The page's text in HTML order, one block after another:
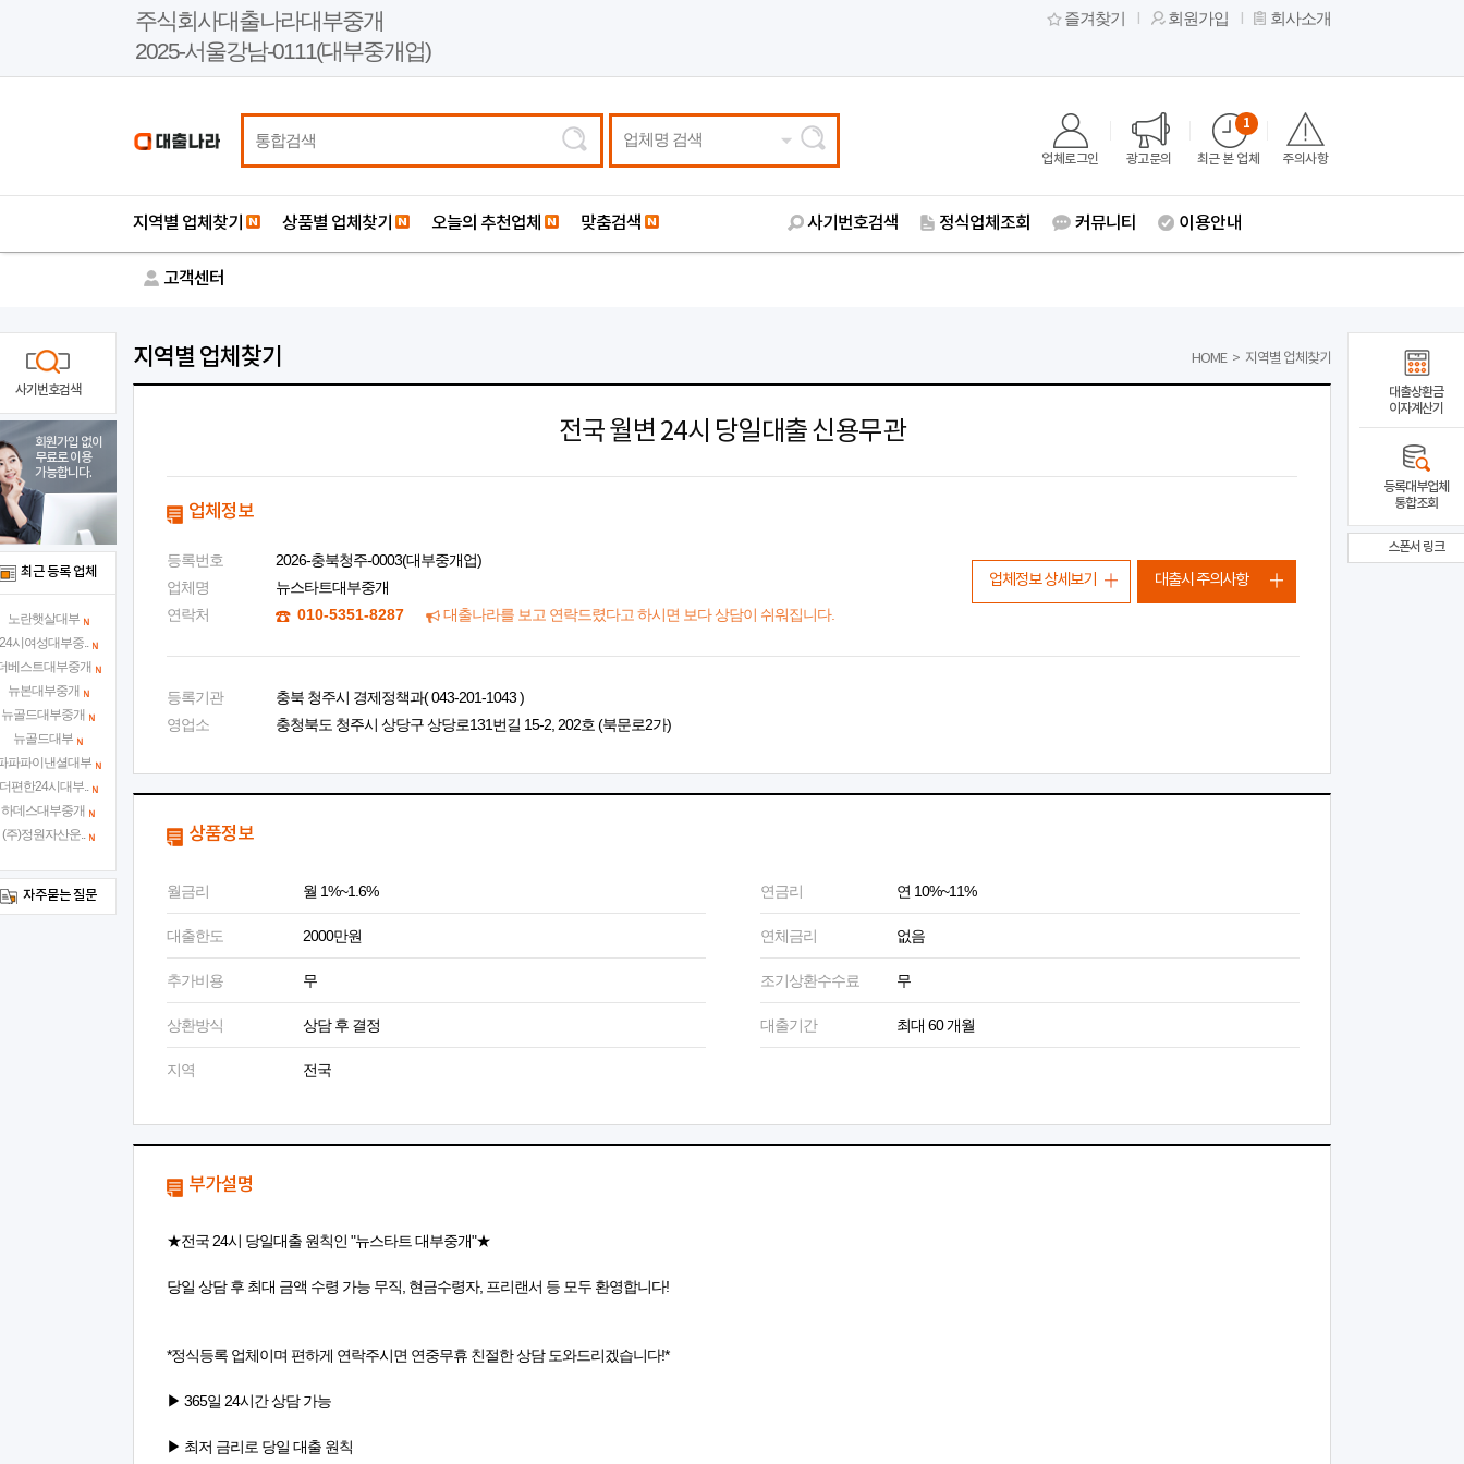
주식회사대출나라대부중개
2025-서울강남-0111(대부중개업)
즐겨찾기 회원가입 회사소개
업체명 검색
업체로그인 광고문의 최근 본 업체
1
주의사항
지역별 업체찾기 상품별 업체찾기 오늘의 추천업체 맞춤검색 사기번호검색 정식업체조회 커뮤니티 이용안내
고객센터
지역별 업체찾기 HOME > 지역별 업체찾기
전국 월변 24시 당일대출 신용무관
업체정보
등록번호
2026-충북청주-0003(대부중개업)
업체명
뉴스타트대부중개
연락처
010-5351-8287 대출나라를 보고 연락드렸다고 하시면 보다 상담이 쉬워집니다.
등록기관
충북 청주시 경제정책과( 043-201-1043 )
영업소
충청북도 청주시 상당구 상당로131번길 15-2, 202호 (북문로2가)
업체정보 상세보기 대출시 주의사항
상품정보
월금리 월 1%~1.6% 연금리 연 10%~11%
대출한도 2000만원 연체금리 없음
추가비용 무 조기상환수수료 무
상환방식 상담 후 결정 대출기간 최대 60 개월
지역 전국
부가설명
★전국 24시 당일대출 원칙인 "뉴스타트 대부중개"★
당일 상담 후 최대 금액 수령 가능 무직, 현금수령자, 프리랜서 등 모두 환영합니다!
*정식등록 업체이며 편하게 연락주시면 연중무휴 친절한 상담 도와드리겠습니다!*
▶ 365일 24시간 상담 가능
▶ 최저 금리로 당일 대출 원칙
사기번호검색
회원가입 없이
무료로 이용
가능합니다.
최근 등록 업체
노란햇살대부
시여성대부중..
베스트대부중개
뉴본대부중개
뉴골드대부중개
뉴골드대부
파파이낸셜대부
편한24시대부..
하데스대부중개
(주)정원자산운..
자주묻는 질문
대출상환금
이자계산기
등록대부업체
통합조회
스폰서 링크